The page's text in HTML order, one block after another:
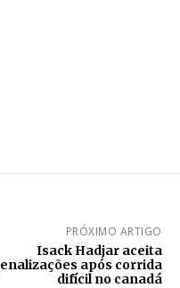
PRÓXIMO ARTIGO
Isack Hadjar aceita
após corrida
difícil no canadá